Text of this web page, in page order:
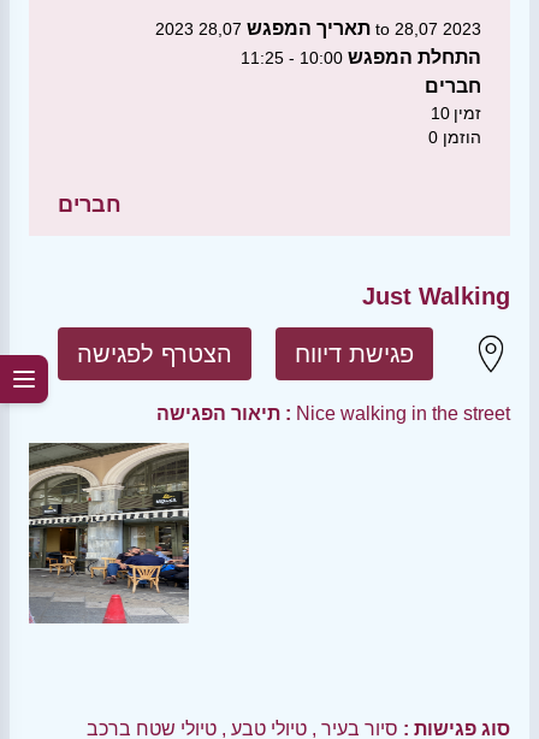
תאריך המפגש 28,07 2023 to 28,07 2023
התחלת המפגש 10:00 - 11:25
חברים
10 זמין
0 הוזמן
חברים
Just Walking
הצטרף לפגישה פגישת דיווח
תיאור הפגישה : Nice walking in the street
סוג פגישות : סיור בעיר , טיולי טבע , טיולי שטח ברכב